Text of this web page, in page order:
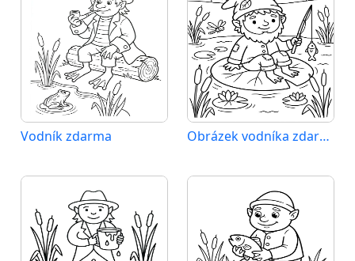
Vodník zdarma Obrázek vodníka zdarma